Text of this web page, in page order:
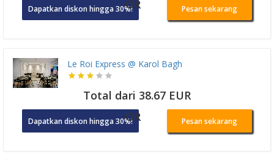
Dapatkan diskon hingga 30%!OR Pesan sekarang
Le Roi Express @ Karol Bagh
Total dari 38.67 EUR
Dapatkan diskon hingga 30%!OR Pesan sekarang